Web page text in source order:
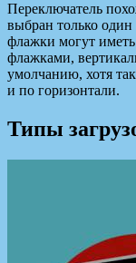
Переключатель
выбран только один
флажки могут
флажками,
умолчанию, хотя
и по горизонтали.
Типы